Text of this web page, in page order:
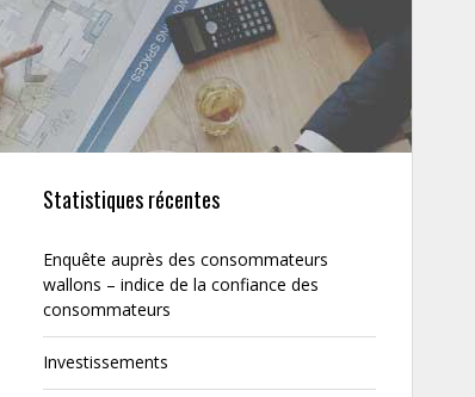
Statistiques récentes
Enquête auprès des consommateurs
wallons – indice de la confiance des
consommateurs
Investissements